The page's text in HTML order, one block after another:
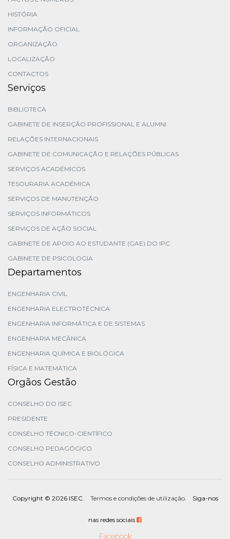
HISTÓRIA
INFORMAÇÃO OFICIAL
ORGANIZAÇÃO
LOCALIZAÇÃO
CONTACTOS
Serviços
BIBLIOTECA
GABINETE DE INSERÇÃO PROFISSIONAL E ALUMNI
RELAÇÕES INTERNACIONAIS
GABINETE DE COMUNICAÇÃO E RELAÇÕES PÚBLICAS
SERVIÇOS ACADÉMICOS
TESOURARIA ACADÉMICA
SERVIÇOS DE MANUTENÇÃO
SERVIÇOS INFORMÁTICOS
SERVIÇOS DE AÇÃO SOCIAL
GABINETE DE APOIO AO ESTUDANTE (GAE) DO IPC
GABINETE DE PSICOLOGIA
Departamentos
ENGENHARIA CIVIL
ENGENHARIA ELECTROTÉCNICA
ENGENHARIA INFORMÁTICA E DE SISTEMAS
ENGENHARIA MECÂNICA
ENGENHARIA QUÍMICA E BIOLÓGICA
FÍSICA E MATEMÁTICA
Orgãos Gestão
CONSELHO DO ISEC
PRESIDENTE
CONSELHO TÉCNICO-CIENTÍFICO
CONSELHO PEDAGÓGICO
CONSELHO ADMINISTRATIVO
Copyright © 2026 ISEC. Termos e condições de utilização. Siga-nos
nas redes sociais
Facebook